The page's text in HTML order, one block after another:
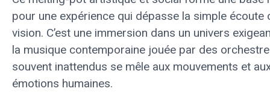
pour une expérience qui dépasse la simple écoute
vision. C’est une immersion dans un univers
la musique contemporaine jouée par des
souvent inattendus se mêle aux mouvements et
émotions humaines.